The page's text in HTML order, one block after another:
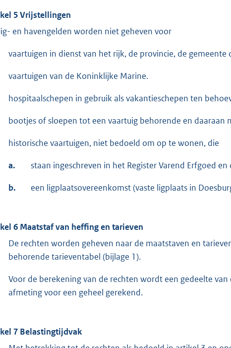
5 Vrijstellingen
en havengelden worden niet geheven voor
vaartuigen in dienst van het rijk, de provincie, de gemeente
vaartuigen van de Koninklijke Marine.
hospitaalschepen in gebruik als vakantieschepen ten
bootjes of sloepen tot een vaartuig behorende en daaraan
historische vaartuigen, niet bedoeld om op te wonen, die
a. staan ingeschreven in het Register Varend Erfgoed
b. een ligplaatsovereenkomst (vaste ligplaats in
6 Maatstaf van heffing en tarieven
De rechten worden geheven naar de maatstaven en
behorende tarieventabel (bijlage 1).
Voor de berekening van de rechten wordt een gedeelte
afmeting voor een geheel gerekend.
7 Belastingtijdvak